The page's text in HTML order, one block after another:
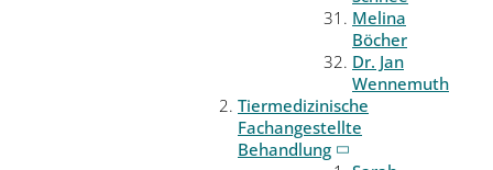
Melina
Böcher
Dr. Jan
Wennemuth
Tiermedizinische
Fachangestellte
Behandlung